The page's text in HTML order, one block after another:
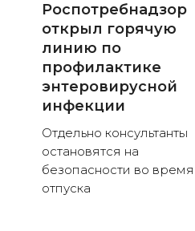
Роспотребнадзор
открыл горячую
линию по
профилактике
энтеровирусной
инфекции
Отдельно консультанты
остановятся на
безопасности во время
отпуска